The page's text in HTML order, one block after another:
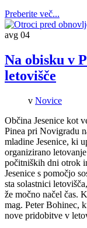
Preberite več...
avg 04
Na obisku v
letovišče
v Novice
Občina Jesenice kot
Pinea pri Novigradu
mladine Jesenice, ki
organizirano
počitniških dni otrok
Jesenice s pomočjo
sta solastnici
že močno načel čas.
mag. Peter Bohinec,
nove pridobitve v